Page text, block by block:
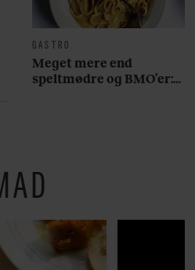
GASTRO
Meget mere end
speltmødre og BMO’er: